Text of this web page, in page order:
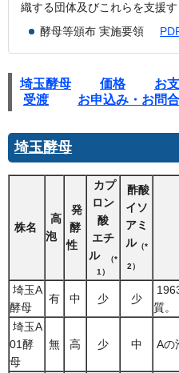
織する団体及びこれらを支援
酵母等頒布 実施要領
埼玉酵母 価格 お
受渡
お申込み・お問
埼玉酵母
株名
高
泡
発
酵
性
カプ
ロン
酸
エチ
ル
（*
1）
酢酸
イソ
アミ
ル（*
2）
埼玉A
酵母
有 中 少 少
質。
埼玉A
01酵
母
無 高 少 中 Aの